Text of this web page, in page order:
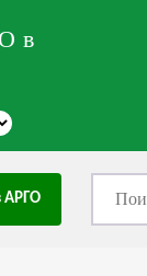
в
АРГО